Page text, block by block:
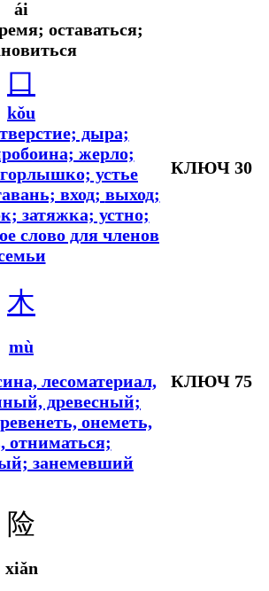
ái
оставаться;
口
kǒu
дыра;
жерло;
устье
вход; выход;
затяжка; устно;
слово для членов
КЛЮЧ 30
木
mù
лесоматериал,
древесный;
онеметь,
отниматься;
занемевший
КЛЮЧ 75
险
xiǎn